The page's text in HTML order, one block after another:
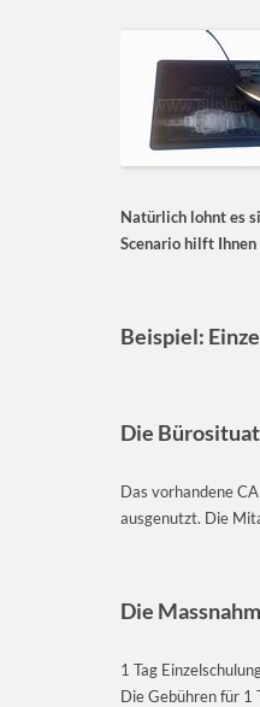
Natürlich lohnt es
Scenario hilft Ihnen
Beispiel:
Die
Das vorhandene
ausgenutzt. Die
Die
1 Tag
Die Gebühren für 1